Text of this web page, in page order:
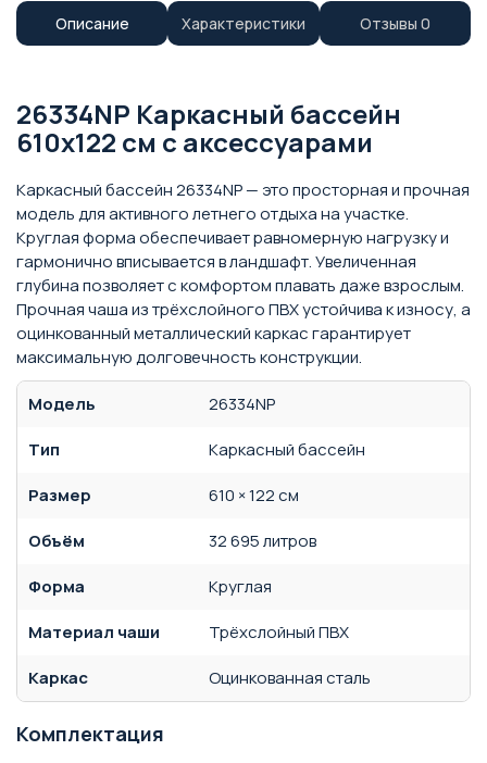
Описание Характеристики Отзывы 0
26334NP Каркасный бассейн
610х122 см с аксессуарами
Каркасный бассейн 26334NP — это просторная и прочная
модель для активного летнего отдыха на участке.
Круглая форма обеспечивает равномерную нагрузку и
гармонично вписывается в ландшафт. Увеличенная
глубина позволяет с комфортом плавать даже взрослым.
Прочная чаша из трёхслойного ПВХ устойчива к износу, а
оцинкованный металлический каркас гарантирует
максимальную долговечность конструкции.
Модель
26334NP
Тип
Каркасный бассейн
Размер
610 × 122 см
Объём
32 695 литров
Форма
Круглая
Материал чаши
Трёхслойный ПВХ
Каркас
Оцинкованная сталь
Комплектация